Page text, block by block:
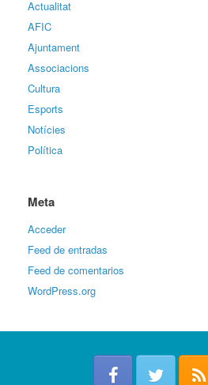
Actualitat
AFIC
Ajuntament
Associacions
Cultura
Esports
Notícies
Política
Meta
Acceder
Feed de entradas
Feed de comentarios
WordPress.org